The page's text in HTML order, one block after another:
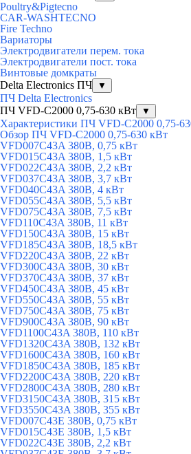
Poultry&Pigtecno
CAR-WASHTECNO
Fire Techno
Вариаторы
Электродвигатели перем. тока
Электродвигатели пост. тока
Винтовые домкраты
Delta Electronics ПЧ
▼
ПЧ Delta Electronics
ПЧ VFD-C2000 0,75-630 кВт
▼
Характеристики ПЧ VFD-C2000 0,75-
Обзор ПЧ VFD-C2000 0,75-630 кВт
VFD007C43A 380В, 0,75 кВт
VFD015C43A 380В, 1,5 кВт
VFD022C43A 380В, 2,2 кВт
VFD037C43A 380В, 3,7 кВт
VFD040C43A 380В, 4 кВт
VFD055C43A 380В, 5,5 кВт
VFD075C43A 380В, 7,5 кВт
VFD110C43A 380В, 11 кВт
VFD150C43A 380В, 15 кВт
VFD185C43A 380В, 18,5 кВт
VFD220C43A 380В, 22 кВт
VFD300C43A 380В, 30 кВт
VFD370C43A 380В, 37 кВт
VFD450C43A 380В, 45 кВт
VFD550C43A 380В, 55 кВт
VFD750C43A 380В, 75 кВт
VFD900C43A 380В, 90 кВт
VFD1100C43A 380В, 110 кВт
VFD1320C43A 380В, 132 кВт
VFD1600C43A 380В, 160 кВт
VFD1850C43A 380В, 185 кВт
VFD2200C43A 380В, 220 кВт
VFD2800C43A 380В, 280 кВт
VFD3150C43A 380В, 315 кВт
VFD3550C43A 380В, 355 кВт
VFD007C43E 380В, 0,75 кВт
VFD015C43E 380В, 1,5 кВт
VFD022C43E 380В, 2,2 кВт